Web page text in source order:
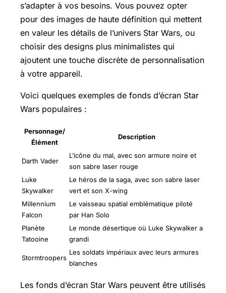
s’adapter à vos besoins. Vous pouvez opter
pour des images de haute définition qui mettent
en valeur les détails de l’univers Star Wars, ou
choisir des designs plus minimalistes qui
ajoutent une touche discrète de personnalisation
à votre appareil.
Voici quelques exemples de fonds d’écran Star
Wars populaires :
Personnage/
Élément
Description
Darth Vader
L’icône du mal, avec son armure noire et
son sabre laser rouge
Luke
Skywalker
Le héros de la saga, avec son sabre laser
vert et son X-wing
Millennium
Falcon
Le vaisseau spatial emblématique piloté
par Han Solo
Planète
Tatooine
Le monde désertique où Luke Skywalker a
grandi
Stormtroopers
Les soldats impériaux avec leurs armures
blanches
Les fonds d’écran Star Wars peuvent être utilisés